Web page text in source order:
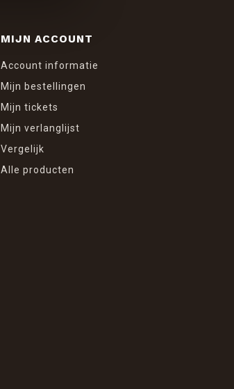
MIJN ACCOUNT
Account informatie
Mijn bestellingen
Mijn tickets
Mijn verlanglijst
Vergelijk
Alle producten